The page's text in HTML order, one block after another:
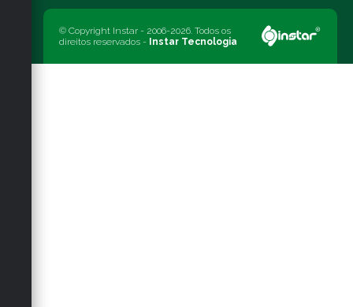
© Copyright Instar - 2006-2026. Todos os
direitos reservados - Instar Tecnologia